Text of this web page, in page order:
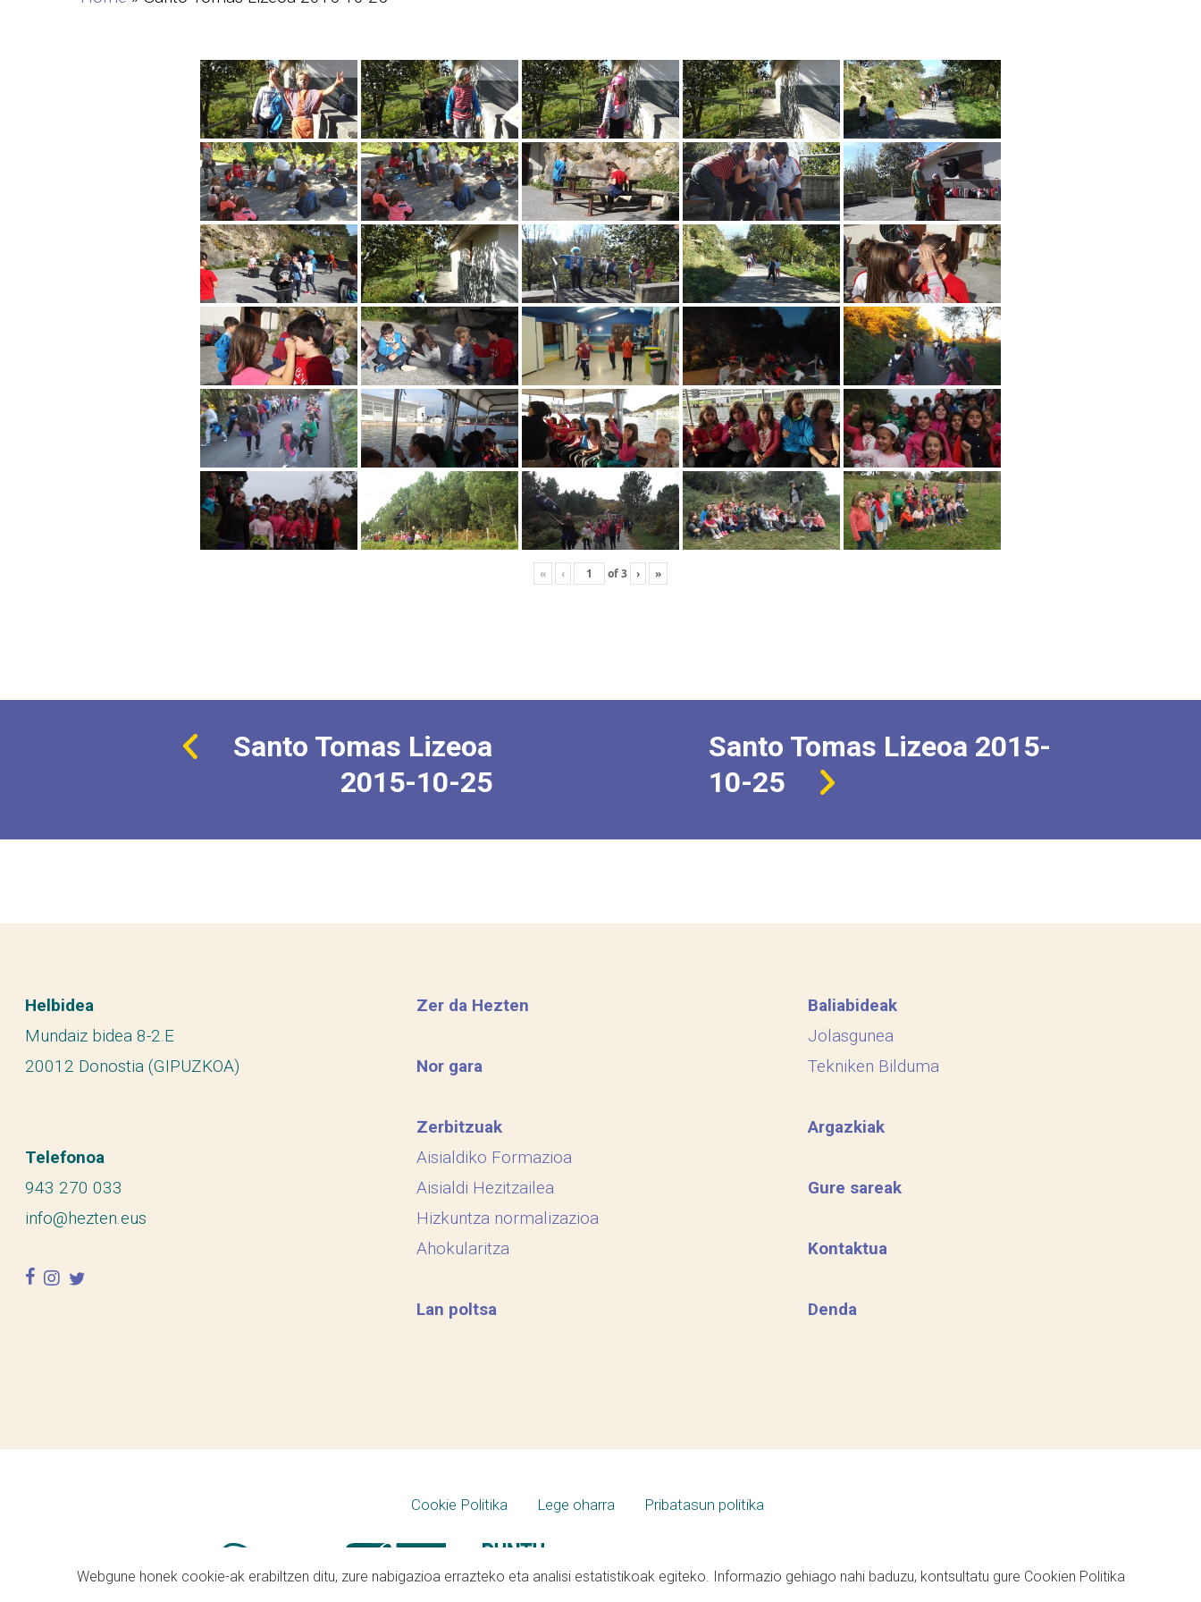
« ‹ of3 › »
Santo Tomas Lizeoa
2015-10-25
Santo Tomas Lizeoa 2015-
10-25
Helbidea
Mundaiz bidea 8-2.E
20012 Donostia (GIPUZKOA)
Telefonoa
943 270 033
info@hezten.eus
facebook
instagram
twitter
Zer da Hezten
Nor gara
Zerbitzuak
Aisialdiko Formazioa
Aisialdi Hezitzailea
Hizkuntza normalizazioa
Ahokularitza
Lan poltsa
Baliabideak
Jolasgunea
Tekniken Bilduma
Argazkiak
Gure sareak
Kontaktua
Denda
Cookie Politika Lege oharra Pribatasun politika
Webgune honek cookie-ak erabiltzen ditu, zure nabigazioa errazteko eta analisi estatistikoak egiteko. Informazio gehiago nahi baduzu, kontsultatu gure Cookien Politika